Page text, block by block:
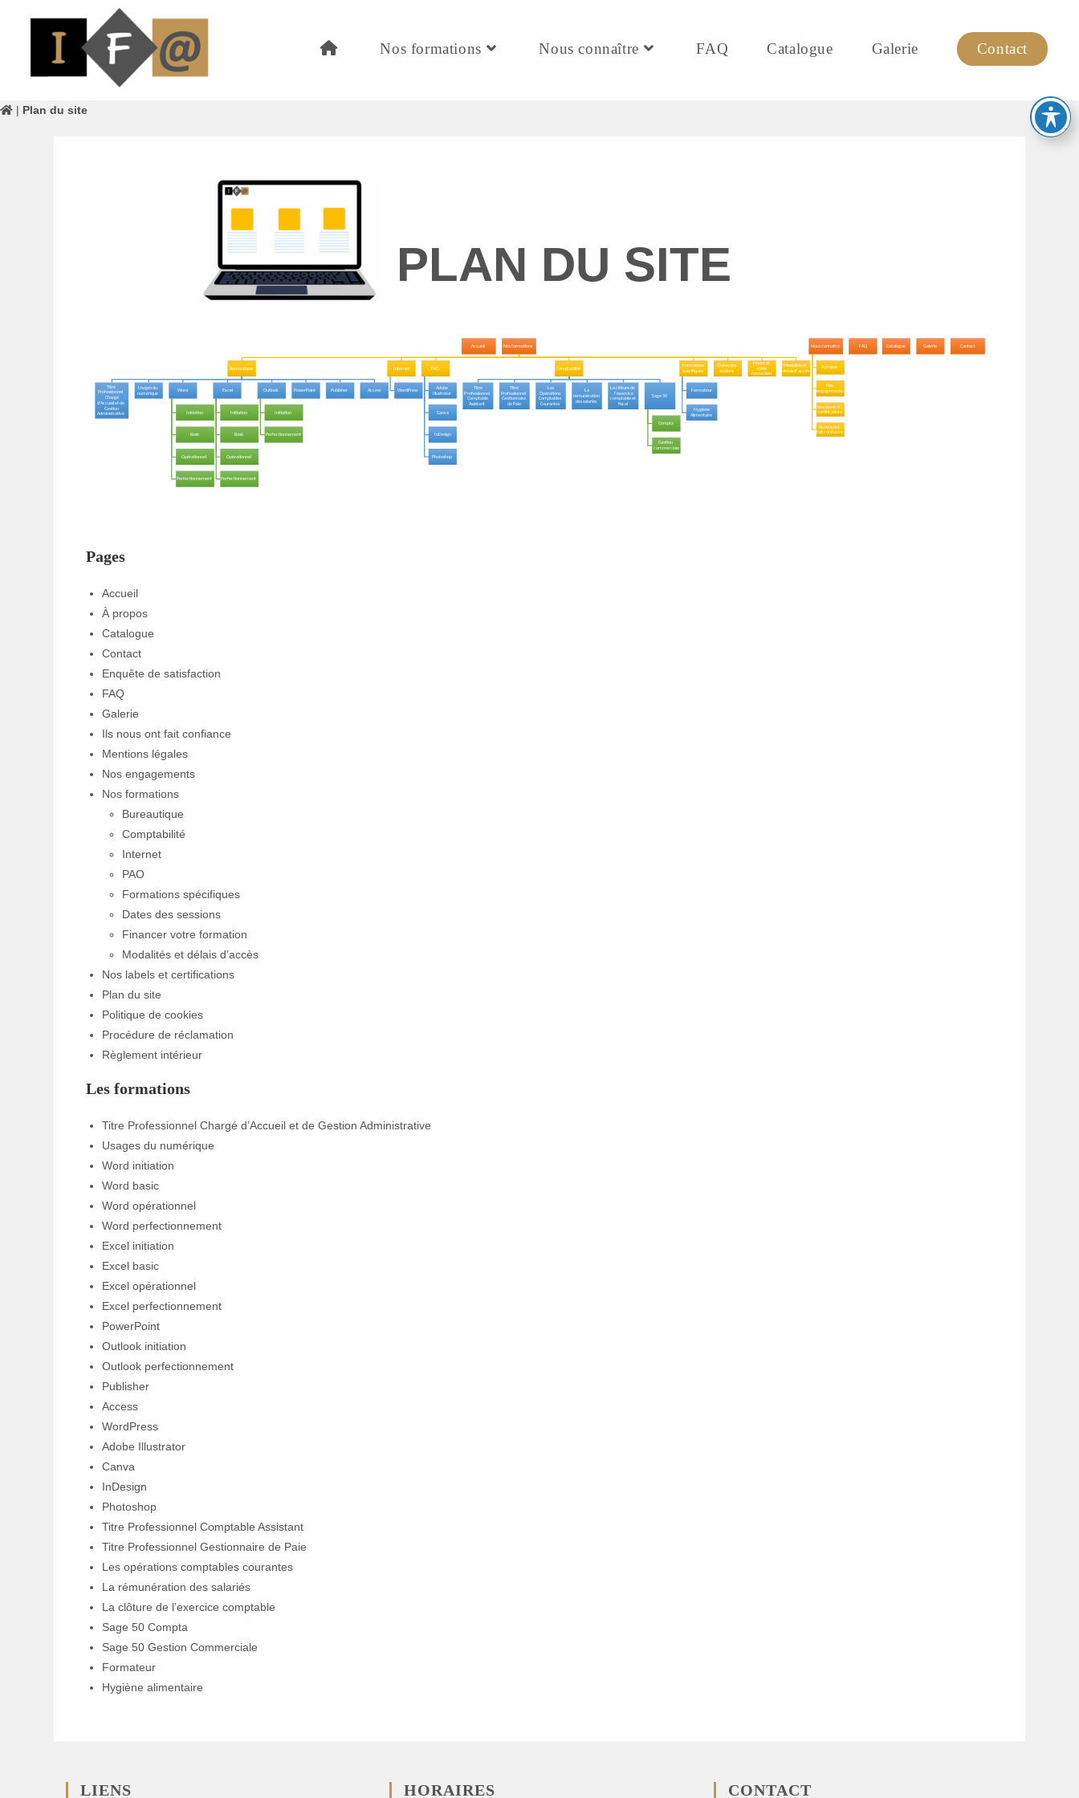
Nos formations Nous connaître FAQ Catalogue Galerie Contact
| Plan du site
PLAN DU SITE
Pages
Accueil
À propos
Catalogue
Contact
Enquête de satisfaction
FAQ
Galerie
Ils nous ont fait confiance
Mentions légales
Nos engagements
Nos formations
Bureautique
Comptabilité
Internet
PAO
Formations spécifiques
Dates des sessions
Financer votre formation
Modalités et délais d’accès
Nos labels et certifications
Plan du site
Politique de cookies
Procédure de réclamation
Règlement intérieur
Les formations
Titre Professionnel Chargé d’Accueil et de Gestion Administrative
Usages du numérique
Word initiation
Word basic
Word opérationnel
Word perfectionnement
Excel initiation
Excel basic
Excel opérationnel
Excel perfectionnement
PowerPoint
Outlook initiation
Outlook perfectionnement
Publisher
Access
WordPress
Adobe Illustrator
Canva
InDesign
Photoshop
Titre Professionnel Comptable Assistant
Titre Professionnel Gestionnaire de Paie
Les opérations comptables courantes
La rémunération des salariés
La clôture de l’exercice comptable
Sage 50 Compta
Sage 50 Gestion Commerciale
Formateur
Hygiène alimentaire
LIENS HORAIRES CONTACT